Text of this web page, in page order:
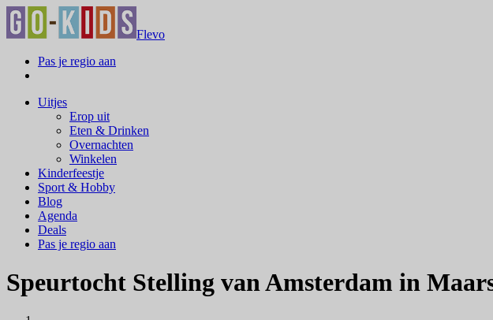
Flevo
Pas je regio aan
Uitjes
Erop uit
Eten & Drinken
Overnachten
Winkelen
Kinderfeestje
Sport & Hobby
Blog
Agenda
Deals
Pas je regio aan
Speurtocht Stelling van Amsterdam in